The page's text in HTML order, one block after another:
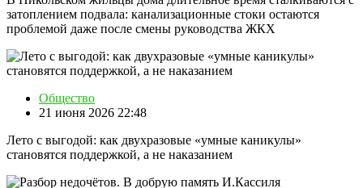
затоплением подвала: канализационные стоки остаются
проблемой даже после смены руководства ЖКХ
Общество
21 июня 2026 22:48
Лето с выгодой: как двухразовые «умные каникулы»
становятся поддержкой, а не наказанием